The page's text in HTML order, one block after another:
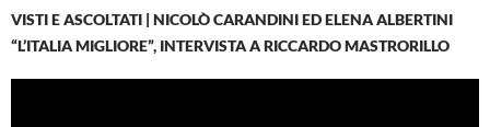
VISTI E ASCOLTATI | NICOLÒ CARANDINI ED ELENA ALBERTINI
“L’ITALIA MIGLIORE”, INTERVISTA A RICCARDO MASTRORILLO